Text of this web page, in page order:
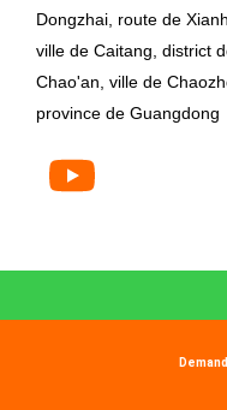
Dongzhai, route de
ville de Caitang, district
Chao'an, ville de
province de Guangdong